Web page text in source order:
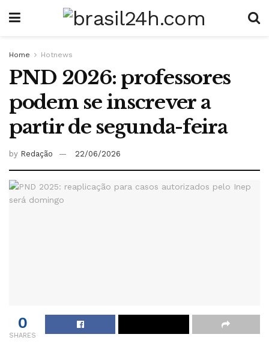
Home Hotnews
PND 2026: professores
podem se inscrever a
partir de segunda-feira
by Redação 22/06/2026
0
SHARES